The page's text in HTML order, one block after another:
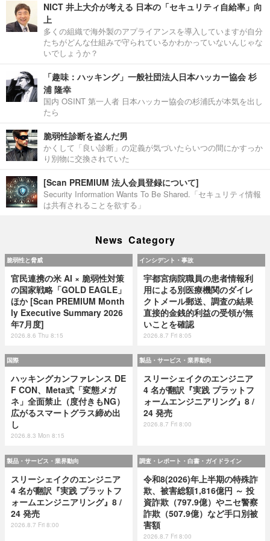
NICT 井上大介が考える 日本の「セキュリティ自給率」向
上
多くの組織で海外製のアプライアンスを導入していますが自分
たちがどんな仕組みで守られているかわかっていないんじゃな
いでしょうか？
「趣味：ハッキング」一般社団法人日本ハッカー協会 杉
浦 隆幸
国内 OSINT 第一人者 日本ハッカー協会の杉浦氏が本気を出し
たら
脆弱性診断を盗んだ男
かくして「良い診断」の定義が気づいたらいつの間にかすっか
り別物に交換されていた
[Scan PREMIUM 法人会員登録について]
Security Information Wants To Be Shared.「セキュリティ情報
は共有されることを欲する」
News Category
脆弱性と脅威
官民連携の米 AI × 脆弱性対策
の国家戦略「GOLD EAGLE」
ほか [Scan PREMIUM Month
ly Executive Summary 2026
年7月度]
2026.8.6 Thu 8:15
インシデント・事故
宇都宮病院職員の患者情報利
用による別医療機関のダイレ
クトメール郵送、調査の結果
直接的金銭的利益の受領が無
いことを確認
2026.8.7 Fri 8:05
国際
ハッキングカンファレンス DE
F CON、Meta式「変態メガ
ネ」全面禁止（度付きもNG）
広がるスマートグラス締め出
し
2026.8.3 Mon 8:15
製品・サービス・業界動向
スリーシェイクのエンジニア
4 名が翻訳『実践 プラットフ
ォームエンジニアリング』8 /
24 発売
2026.8.7 Fri 8:00
製品・サービス・業界動向
スリーシェイクのエンジニア
4 名が翻訳『実践 プラットフ
ォームエンジニアリング』8 /
24 発売
2026.8.7 Fri 8:00
調査・レポート・白書・ガイドライン
令和8(2026)年上半期の特殊詐
欺、被害総額1,816億円 ～ 投
資詐欺（797.9億）やニセ警察
詐欺（507.9億）など手口別被
害額
2026.8.7 Fri 8:00